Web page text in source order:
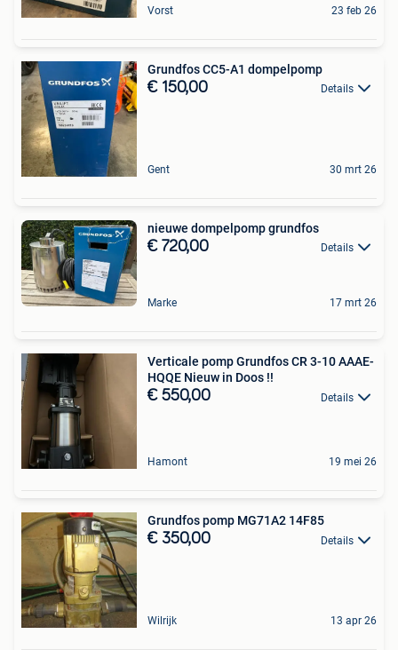
Vorst 23 feb 26
Grundfos CC5-A1 dompelpomp
€ 150,00 Details
Gent 30 mrt 26
nieuwe dompelpomp grundfos
€ 720,00 Details
Marke 17 mrt 26
Verticale pomp Grundfos CR 3-10 AAAE-
HQQE Nieuw in Doos !!
€ 550,00 Details
Hamont 19 mei 26
Grundfos pomp MG71A2 14F85
€ 350,00 Details
Wilrijk 13 apr 26